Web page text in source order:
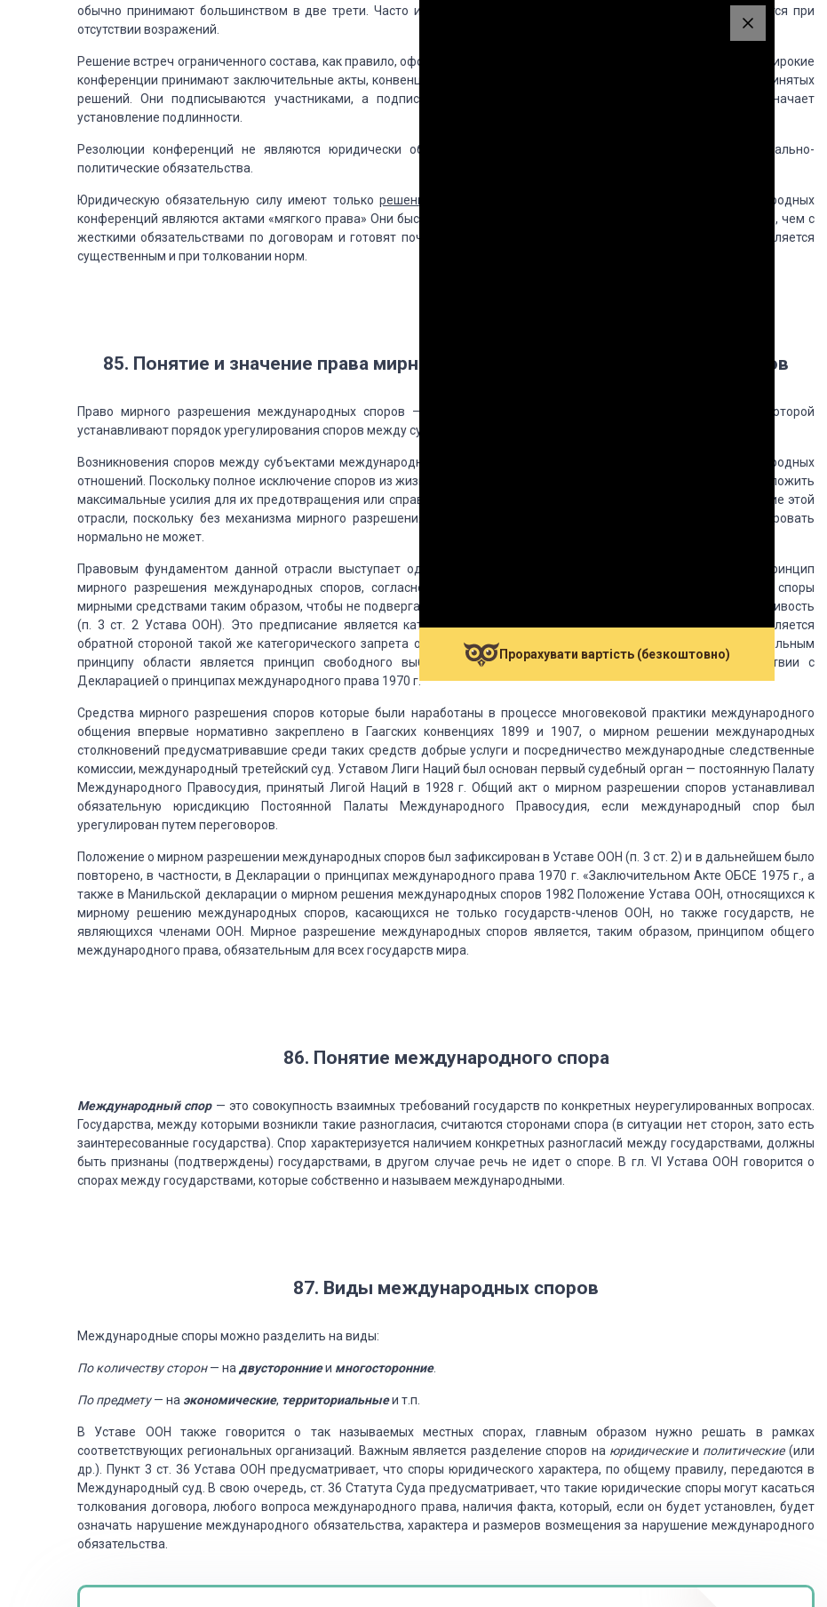
обычно принимают большинством в две трети. Часто используется
— решение принимается при
отсутствии возражений.
Решение встреч ограниченного состава, как правило, оформляют совместным заявлением
или коммюнике. Более широкие
конференции принимают заключительные акты, конвенции
и рекомендации, содержащие итоги работы, тексты принятых
решений. Они подписываются участниками, а подписание акта, содержащего текст принятого договора, означает
установление подлинности.
Резолюции конференций не являются юридически обязательными, но они уважаются
участниками как морально-
политические обязательства.
Юридическую обязательную силу имеют толькорешения, оформленные в виде договора
Резолюции международных
конференций являются актами «мягкого права» Они быстрее
формируются, государства соглашаются с ними легче, чем с
жесткими обязательствами по договорам и готовят почву для
значение является
существенным и при толковании норм.
85. Понятие и значение права мирного разрешения международных споров
Право мирного разрешения международных споров — отрасль международного права,
нормы и принципы которой
устанавливают порядок урегулирования споров между субъектами
Возникновения споров между субъектами международного права являются неотъемлемым
элементом международных
отношений. Поскольку полное исключение споров из жизни международного
сообщества невозможно, следует приложить
максимальные усилия для их предотвращения или справедливого решения. Именно этим обуславливается значение этой
отрасли, поскольку без механизма мирного разрешения споров система международных отношений функционировать
нормально не может.
Правовым фундаментом данной отрасли выступает один из основных принципов
международного права — принцип
мирного разрешения международных споров, согласно
которому государства «решают свои международные споры
мирными средствами таким образом, чтобы не подвергать угрозе международный мир и безопасность и справедливость
(п.
3 ст. 2 Устава ООН). Это предписание является категорическим и не допускает никакихисключений. Он является
обратной стороной такой же категорического запрета обращенияк войне в международных отношениях. Специальным
принципу области является принцип свободного выбора средств мирного разрешения споров в соответствии с
Декларацией о принципах международного права 1970 г.
Средства мирного разрешения споров которые были наработаны в процессе многовековой практики международного
общения впервые нормативно закреплено в Гаагских конвенциях 1899 и 1907, о мирном решении международных
столкновений предусматривавшие среди таких средств добрые услуги и посредничество международные следственные
комиссии, международный третейский суд. Уставом Лиги Наций был основан первый судебный орган — постоянную Палату
Международного Правосудия, принятый Лигой Наций в 1928 г. Общий акт о мирном разрешении споров устанавливал
обязательную юрисдикцию Постоянной Палаты Международного Правосудия, если международный спор был
урегулирован путем переговоров.
Положение о мирном разрешении международных споров был зафиксирован в Уставе ООН (п. 3 ст. 2) и в дальнейшем было
повторено, в частности, в Декларации о принципахмеждународного права 1970 г. «Заключительном Акте ОБСЕ 1975 г., а
также в Манильской декларации о мирном решения международных споров 1982 Положение Устава ООН, относящихся к
мирному решению международных споров, касающихся не только государств-членов ООН, но также государств, не
являющихся членами ООН. Мирное разрешение международныхспоров является, таким образом, принципом общего
международного права, обязательным для всех государств мира.
86. Понятие международного спора
Международныйспор — это совокупность взаимных требований государств по конкретных неурегулированных вопросах.
Государства, между которыми возникли такие разногласия, считаются сторонами спора (в ситуации нет сторон, зато есть
заинтересованные государства). Спор характеризуется наличием конкретных разногласий между государствами, должны
быть признаны (подтверждены) государствами, в другом случае речь не идет о споре. В гл. VI Устава ООН говорится о
спорах между государствами, которые собственно и называем международными.
87. Виды международных споров
Международные споры можно разделить на виды:
По количеству сторон— на двусторонниеи многосторонние.
По предмету— на экономические, территориальныеи т.п.
В Уставе ООН также говорится о так называемых местных спорах, главным образом нужно решать в рамках
соответствующих региональных организаций. Важным является разделение споров на юридическиеи политические(или
др.). Пункт 3 ст. 36 Устава ООН предусматривает, что споры юридического характера, по общему правилу, передаются в
Международный суд. В свою очередь, ст. 36 Статута Суда предусматривает, что такие юридические споры могут касаться
толкования договора, любого вопроса международного права, наличия факта, который, если он будет установлен, будет
означать нарушение международного обязательства, характера и размеров возмещения за нарушение международного
обязательства.
Прорахувати вартість (безкоштовно)